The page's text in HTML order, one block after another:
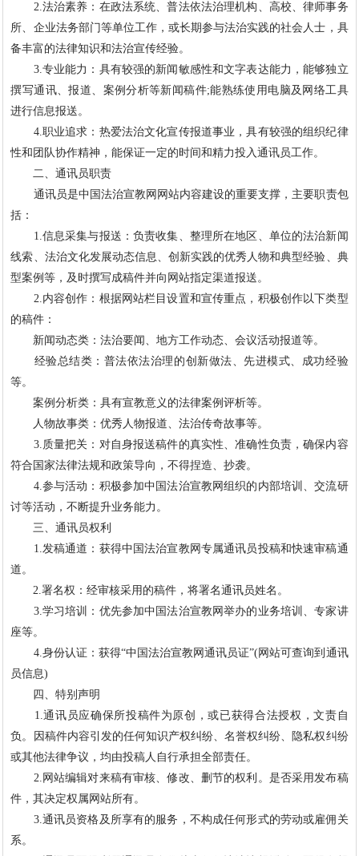
2.法治素养：在政法系统、普法依法治理机构、高校、律师事务
所、企业法务部门等单位工作，或长期参与法治实践的社会人士，具
备丰富的法律知识和法治宣传经验。
3.专业能力：具有较强的新闻敏感性和文字表达能力，能够独立
撰写通讯、报道、案例分析等新闻稿件;能熟练使用电脑及网络工具
进行信息报送。
4.职业追求：热爱法治文化宣传报道事业，具有较强的组织纪律
性和团队协作精神，能保证一定的时间和精力投入通讯员工作。
二、通讯员职责
通讯员是中国法治宣教网网站内容建设的重要支撑，主要职责包
括：
1.信息采集与报送：负责收集、整理所在地区、单位的法治新闻
线索、法治文化发展动态信息、创新实践的优秀人物和典型经验、典
型案例等，及时撰写成稿件并向网站指定渠道报送。
2.内容创作：根据网站栏目设置和宣传重点，积极创作以下类型
的稿件：
新闻动态类：法治要闻、地方工作动态、会议活动报道等。
经验总结类：普法依法治理的创新做法、先进模式、成功经验
等。
案例分析类：具有宣教意义的法律案例评析等。
人物故事类：优秀人物报道、法治传奇故事等。
3.质量把关：对自身报送稿件的真实性、准确性负责，确保内容
符合国家法律法规和政策导向，不得捏造、抄袭。
4.参与活动：积极参加中国法治宣教网组织的内部培训、交流研
讨等活动，不断提升业务能力。
三、通讯员权利
1.发稿通道：获得中国法治宣教网专属通讯员投稿和快速审稿通
道。
2.署名权：经审核采用的稿件，将署名通讯员姓名。
3.学习培训：优先参加中国法治宣教网举办的业务培训、专家讲
座等。
4.身份认证：获得“中国法治宣教网通讯员证”(网站可查询到通讯
员信息)
四、特别声明
1.通讯员应确保所投稿件为原创，或已获得合法授权，文责自
负。因稿件内容引发的任何知识产权纠纷、名誉权纠纷、隐私权纠纷
或其他法律争议，均由投稿人自行承担全部责任。
2.网站编辑对来稿有审核、修改、删节的权利。是否采用发布稿
件，其决定权属网站所有。
3.通讯员资格及所享有的服务，不构成任何形式的劳动或雇佣关
系。